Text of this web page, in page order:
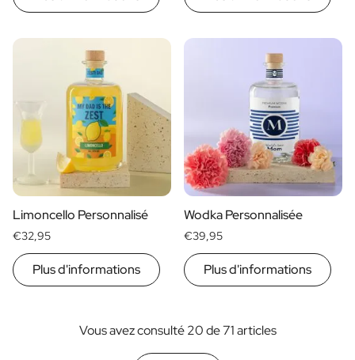
Limoncello Personnalisé
€32,95
Plus d'informations
Wodka Personnalisée
€39,95
Plus d'informations
Vous avez consulté 20 de 71 articles